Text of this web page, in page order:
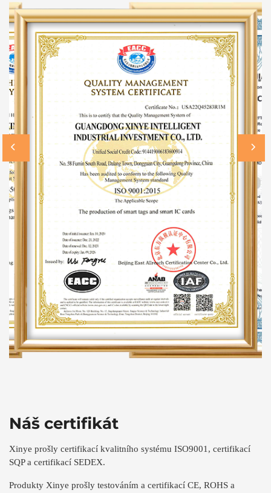
Náš certifikát
Xinye prošly certifikací kvalitního systému ISO9001, certifikací
SQPa certifikací SEDEX.
Produkty Xinye prošly testováním a certifikací CE, ROHS a